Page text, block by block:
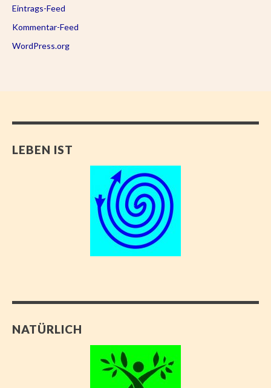
Eintrags-Feed
Kommentar-Feed
WordPress.org
LEBEN IST
NATÜRLICH